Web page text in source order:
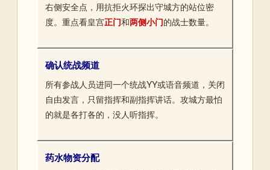
右侧安全点，用抗拒火环探出守城方的站位密
度。重点看皇宫正门和两侧小门的战士数量。
确认统战频道
所有参战人员进同一个统战YY或语音频道，关闭
自由发言，只留指挥和副指挥讲话。攻城方最怕
的就是各打各的，没人听指挥。
药水物资分配